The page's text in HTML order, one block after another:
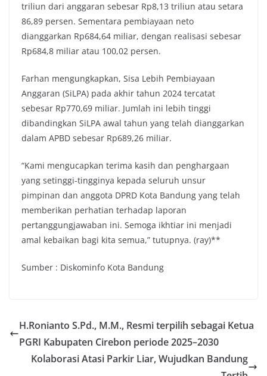
triliun dari anggaran sebesar Rp8,13 triliun atau setara
86,89 persen. Sementara pembiayaan neto
dianggarkan Rp684,64 miliar, dengan realisasi sebesar
Rp684,8 miliar atau 100,02 persen.
Farhan mengungkapkan, Sisa Lebih Pembiayaan
Anggaran (SiLPA) pada akhir tahun 2024 tercatat
sebesar Rp770,69 miliar. Jumlah ini lebih tinggi
dibandingkan SiLPA awal tahun yang telah dianggarkan
dalam APBD sebesar Rp689,26 miliar.
“Kami mengucapkan terima kasih dan penghargaan
yang setinggi-tingginya kepada seluruh unsur
pimpinan dan anggota DPRD Kota Bandung yang telah
memberikan perhatian terhadap laporan
pertanggungjawaban ini. Semoga ikhtiar ini menjadi
amal kebaikan bagi kita semua,” tutupnya. (ray)**
Sumber : Diskominfo Kota Bandung
H.Ronianto S.Pd., M.M., Resmi terpilih sebagai Ketua
PGRI Kabupaten Cirebon periode 2025–2030
Kolaborasi Atasi Parkir Liar, Wujudkan Bandung